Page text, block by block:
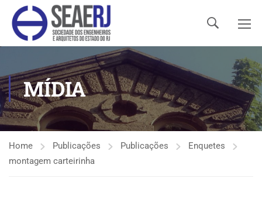
MÍDIA
Home Publicações Publicações
Enquetes
montagem carteirinha